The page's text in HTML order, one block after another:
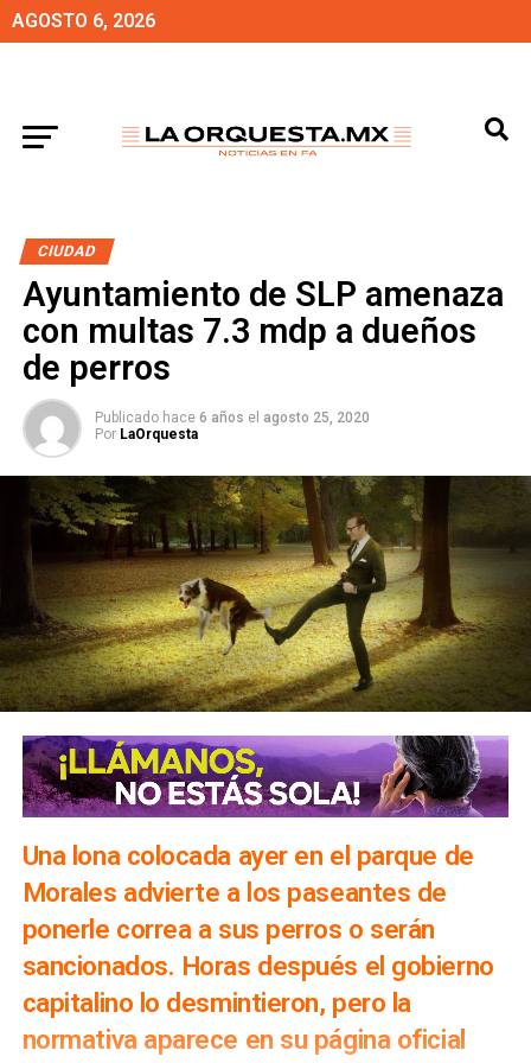
AGOSTO 6, 2026
CIUDAD
Ayuntamiento de SLP amenaza
con multas 7.3 mdp a dueños
de perros
Publicado hace 6 años el agosto 25, 2020
Por LaOrquesta
Una lona colocada ayer en el parque de
Morales advierte a los paseantes de
ponerle correa a sus perros o serán
sancionados. Horas después el gobierno
capitalino lo desmintieron, pero la
normativa aparece en su página oficial